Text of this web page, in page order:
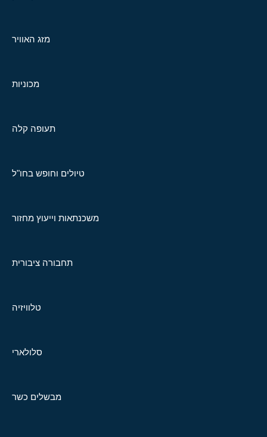
מזג האוויר
מכוניות
תעופה קלה
טיולים וחופש בחו"ל
משכנתאות וייעוץ מחזור
תחבורה ציבורית
טלוויזיה
סלולארי
מבשלים כשר